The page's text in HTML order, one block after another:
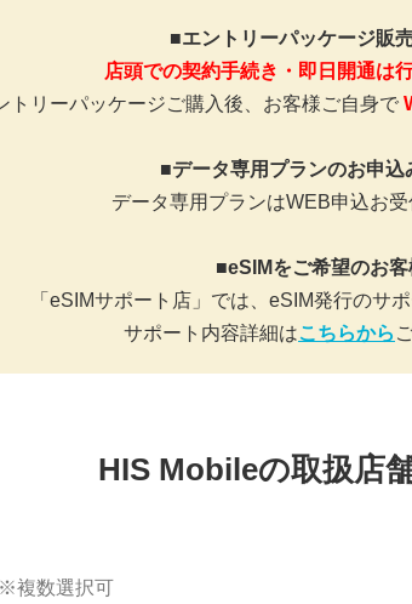
■エントリーパッケージ販
店頭での契約手続き・即日開通は
トリーパッケージご購入後、お客様ご自身で
■データ専用プランのお申込
データ専用プランはWEB申込お受
■eSIMをご希望のお
「eSIMサポート店」では、eSIM発行のサ
サポート内容詳細はこちらから
HIS Mobileの取扱店
※複数選択可